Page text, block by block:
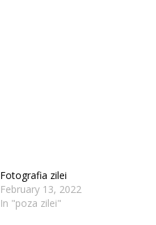
Fotografia zilei
February 13, 2022
In "poza zilei"